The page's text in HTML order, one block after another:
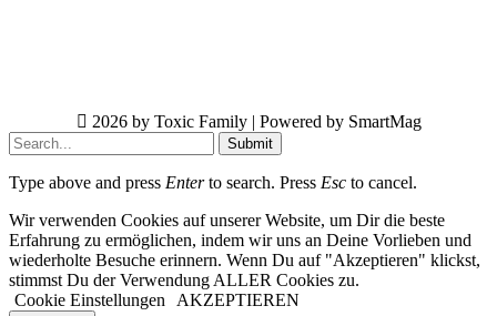
2026 by Toxic Family | Powered by SmartMag
Submit
Type above and press Enterto search. Press Esc to cancel.
Wir verwenden Cookies auf unserer Website, um Dir die beste
Erfahrung zu ermöglichen, indem wir uns an Deine Vorlieben und
wiederholte Besuche erinnern. Wenn Du auf "Akzeptieren" klickst,
stimmst Du der Verwendung ALLER Cookies zu.
Cookie Einstellungen
AKZEPTIEREN